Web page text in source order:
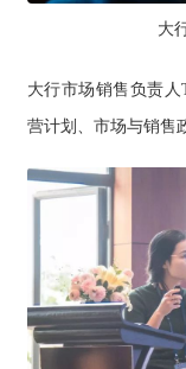
大
大行市场销售负责
营计划、市场与销售